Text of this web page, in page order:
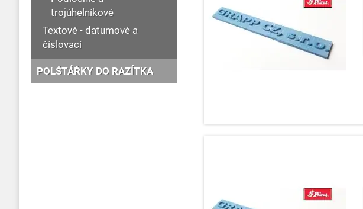
trojúhelníkové
Textové - datumové a
číslovací
POLŠTÁŘKY DO RAZÍTKA